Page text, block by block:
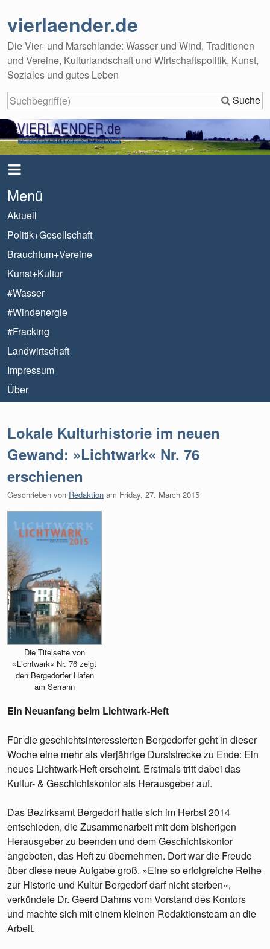
vierlaender.de
Die Vier- und Marschlande: Wasser und Wind, Traditionen
und Vereine, Kulturlandschaft und Wirtschaftspolitik, Kunst,
Soziales und gutes Leben
Suche
Menü
Aktuell
Politik+Gesellschaft
Brauchtum+Vereine
Kunst+Kultur
#Wasser
#Windenergie
#Fracking
Landwirtschaft
Impressum
Über
Lokale Kulturhistorie im neuen
Gewand: »Lichtwark« Nr. 76
erschienen
Geschrieben von Redaktion am Friday, 27. March 2015
Die Titelseite von
»Lichtwark« Nr. 76 zeigt
den Bergedorfer Hafen
am Serrahn
Ein Neuanfang beim Lichtwark-Heft
Für die geschichtsinteressierten Bergedorfer geht in dieser
Woche eine mehr als vierjährige Durststrecke zu Ende: Ein
neues Lichtwark-Heft erscheint. Erstmals tritt dabei das
Kultur- & Geschichtskontor als Herausgeber auf.
Das Bezirksamt Bergedorf hatte sich im Herbst 2014
entschieden, die Zusammenarbeit mit dem bisherigen
Herausgeber zu beenden und dem Geschichtskontor
angeboten, das Heft zu übernehmen. Dort war die Freude
über diese neue Aufgabe groß. »Eine so erfolgreiche Reihe
zur Historie und Kultur Bergedorf darf nicht sterben«,
verkündete Dr. Geerd Dahms vom Vorstand des Kontors
und machte sich mit einem kleinen Redaktionsteam an die
Arbeit.